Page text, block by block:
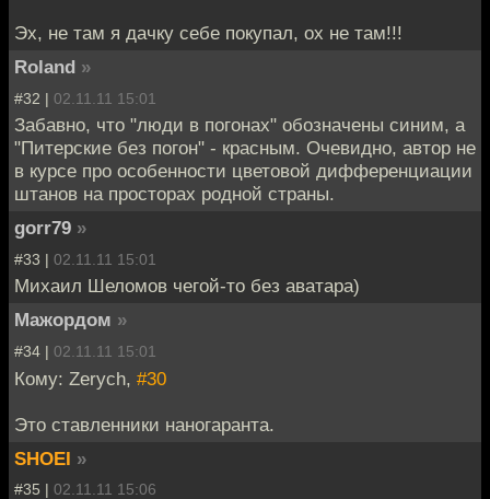
Эх, не там я дачку себе покупал, ох не там!!!
Roland »
#32 | 02.11.11 15:01
Забавно, что "люди в погонах" обозначены синим, а
"Питерские без погон" - красным. Очевидно, автор не
в курсе про особенности цветовой дифференциации
штанов на просторах родной страны.
gorr79 »
#33 | 02.11.11 15:01
Михаил Шеломов чегой-то без аватара)
Мажордом »
#34 | 02.11.11 15:01
Кому: Zerych, #30
Это ставленники наногаранта.
SHOEI »
#35 | 02.11.11 15:06